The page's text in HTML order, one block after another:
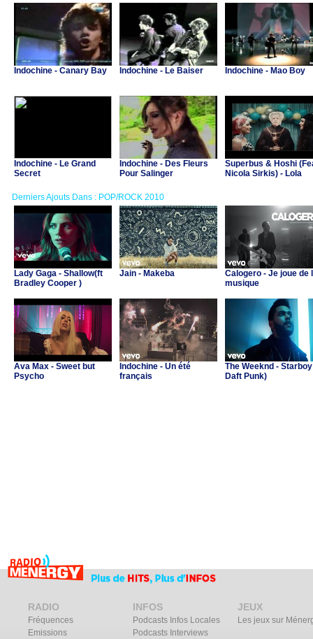
Indochine - Canary Bay Indochine - Le Baiser Indochine - Mao Boy
Indochine - Le Grand
Secret
Indochine - Des Fleurs
Pour Salinger
Superbus & Hoshi
Nicola Sirkis) - Lola
Derniers Ajouts Dans : POP/ROCK 2010
Lady Gaga - Shallow(ft
Bradley Cooper )
Jain - Makeba
Calogero - Je joue de
musique
Ava Max - Sweet but
Psycho
Indochine - Un été
français
The Weeknd -
Daft Punk)
RADIO
Fréquences
Emissions
INFOS
Podcasts Infos Locales
Podcasts Interviews
JEUX
Les jeux sur